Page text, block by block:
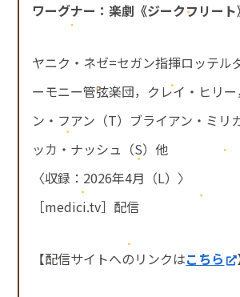
ワーグナー：楽劇《ジークフリー
ヤニク・ネゼ=セガン指揮ロッテル
ーモニー管弦楽団，クレイ・ヒリ
ン・フアン（T）ブライアン・ミリ
ッカ・ナッシュ（S）他
〈収録：2026年4月（L）〉
［medici.tv］配信
【配信サイトへのリンクはこちら